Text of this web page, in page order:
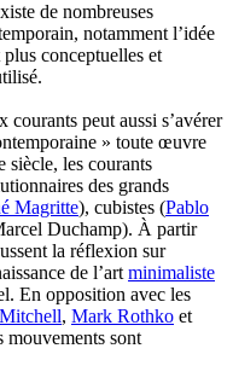
de nombreuses
notamment l’idée
conceptuelles et
peut aussi s’avérer
» toute œuvre
siècle, les courants
des grands
Magritte), cubistes (Pablo
Duchamp). À partir
la réflexion sur
de l’artminimaliste
En opposition avec les
, Mark Rothko et
mouvements sont